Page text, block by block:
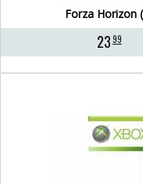
Forza Horizon
2399